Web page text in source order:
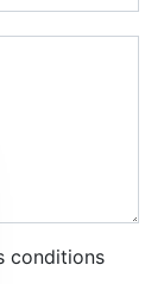
conditions